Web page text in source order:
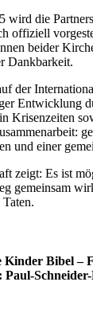
wird die
offiziell
beider
Dankbarkeit.
der
Entwicklung
Krisenzeiten
und einer
zeigt: Es ist
gemeinsam
Bibel –